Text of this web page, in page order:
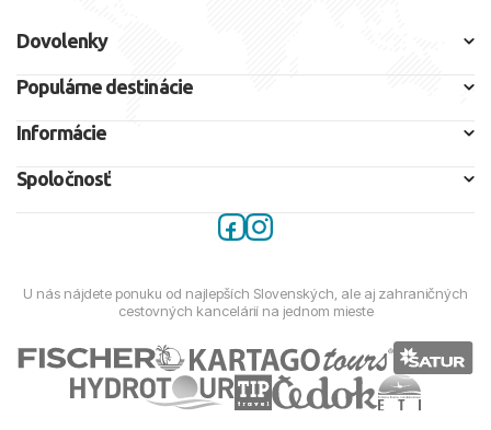
Dovolenky
Populárne destinácie
Informácie
Spoločnosť
U nás nájdete ponuku od najlepších Slovenských, ale aj zahraničných
cestovných kancelárií na jednom mieste